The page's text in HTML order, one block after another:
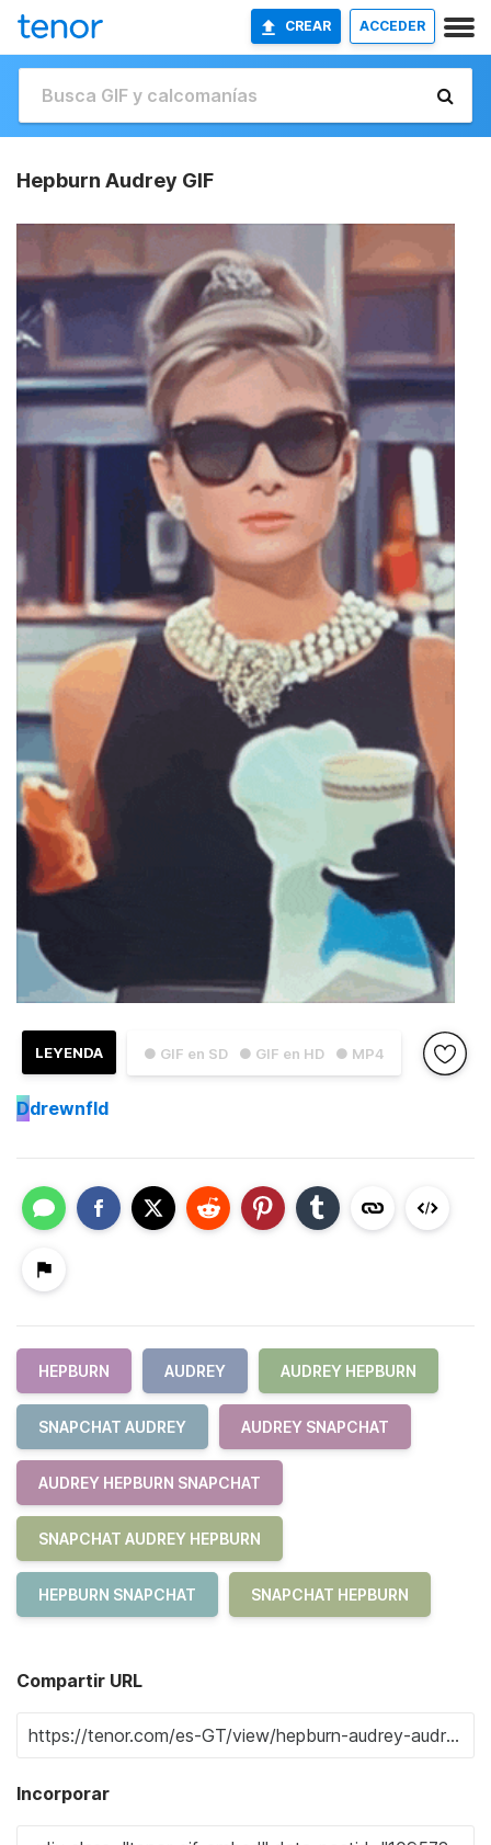
CREAR ACCEDER
Hepburn Audrey GIF
● GIF en SD ● GIF en HD ● MP4
LEYENDA
Ddrewnfld
HEPBURN AUDREY AUDREY HEPBURN
SNAPCHAT AUDREY AUDREY SNAPCHAT
AUDREY HEPBURN SNAPCHAT
SNAPCHAT AUDREY HEPBURN
HEPBURN SNAPCHAT SNAPCHAT HEPBURN
Compartir URL
Incorporar